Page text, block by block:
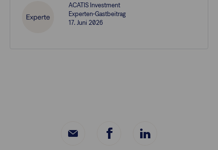
ACATIS Investment
Experten-Gastbeitrag
17. Juni 2026